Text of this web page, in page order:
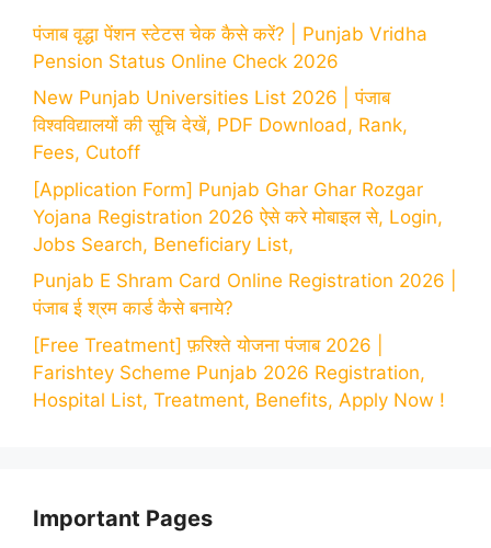
पंजाब वृद्धा पेंशन स्टेटस चेक कैसे करें? | Punjab Vridha
Pension Status Online Check 2026
New Punjab Universities List 2026 | पंजाब
विश्वविद्यालयों की सूचि देखें, PDF Download, Rank,
Fees, Cutoff
[Application Form] Punjab Ghar Ghar Rozgar
Yojana Registration 2026 ऐसे करे मोबाइल से, Login,
Jobs Search, Beneficiary List,
Punjab E Shram Card Online Registration 2026 |
पंजाब ई श्रम कार्ड कैसे बनाये?
[Free Treatment] फ़रिश्ते योजना पंजाब 2026 |
Farishtey Scheme Punjab 2026 Registration,
Hospital List, Treatment, Benefits, Apply Now !
Important Pages